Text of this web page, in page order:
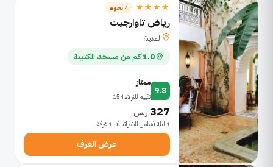
★★★★ 4 نجوم
رياض تاوارجيت
المدينة
1.0 كم من مسجد الكتبية
9.8
ممتاز
تقييم للنزلاء 154
327 ر.س
1 ليلة (شامل الضرائب) · 1 غرفة
عرض الغرف